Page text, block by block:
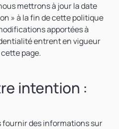
mettrons à jour la date
» à la fin de cette politique
apportées à
entrent en vigueur
page.
intention :
fournir des informations sur